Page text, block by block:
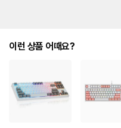
이런 상품 어때요?